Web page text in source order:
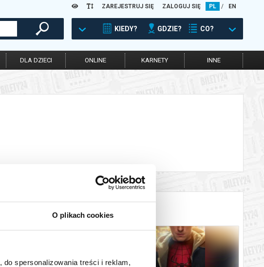
O plikach cookies
, do spersonalizowania treści i reklam,
ZAREJESTRUJ SIĘ ZALOGUJ SIĘ PL / EN
KIEDY? GDZIE? CO?
DLA DZIECI ONLINE KARNETY INNE